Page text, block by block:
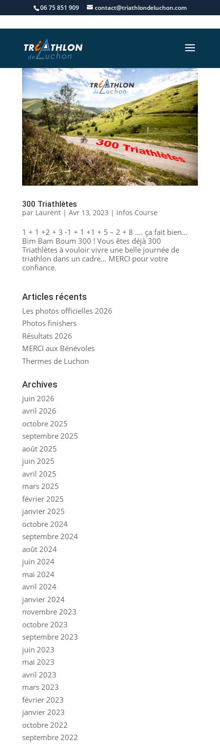
06 75 851 909 contact@triathlondeluchon.com
300 Triathlètes
par Laurent| Avr 13, 2023 | Infos Course
1 + 1 +2 + 3 -1 + 1 +1 + 5 – 2 + 8 …. ça fait bien…
Bim Bam Boum 300 ! Vous êtes déjà 300
Triathlètes à vouloir vivre une belle journée de
triathlon dans un cadre… MERCI pour votre
confiance.
Articles récents
Les photos officielles 2026
Photos finishers
Résultats 2026
MERCI aux Bénévoles
Thermes de Luchon
Archives
juin 2026
avril 2026
octobre 2025
septembre 2025
août 2025
juin 2025
avril 2025
mars 2025
février 2025
janvier 2025
octobre 2024
septembre 2024
août 2024
juin 2024
mai 2024
avril 2024
janvier 2024
novembre 2023
octobre 2023
septembre 2023
juin 2023
mai 2023
avril 2023
mars 2023
février 2023
janvier 2023
octobre 2022
septembre 2022